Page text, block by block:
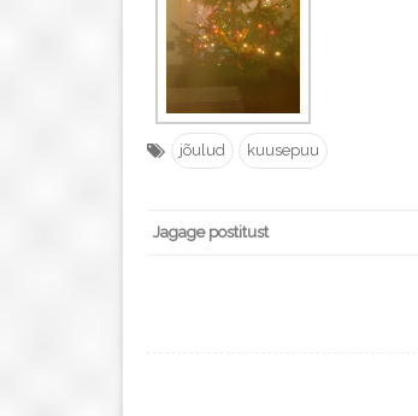
jõulud kuusepuu
Jagage postitust